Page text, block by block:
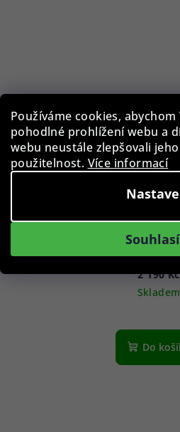
Používáme cookies,
pohodlné prohlížení webu a
webu neustále zlepšovali
použitelnost. Více informací
Mondaine A660.30314.16SBR
36mm
2 190 Kč
Skladem
Do